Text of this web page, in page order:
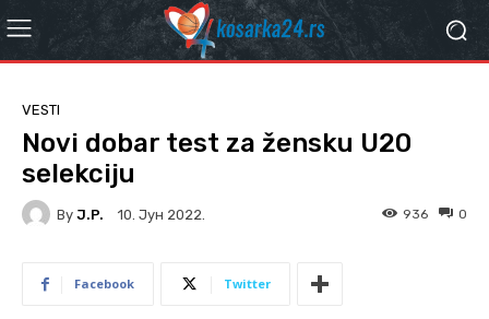
VESTI
Novi dobar test za žensku U20
selekciju
By J.P. 10. Јун 2022. 0
936
Facebook Twitter